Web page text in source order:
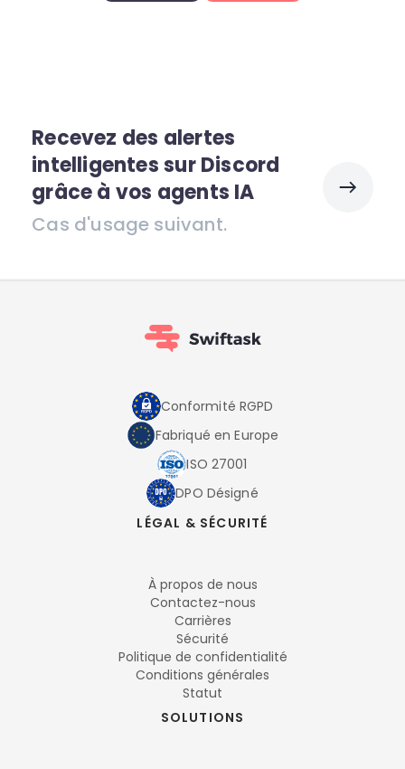
Recevez des alertes
intelligentes sur Discord
grâce à vos agents IA
Cas d'usage suivant.
Conformité RGPD
Fabriqué en Europe
ISO 27001
DPO Désigné
LÉGAL & SÉCURITÉ
À propos de nous
Contactez-nous
Carrières
Sécurité
Politique de confidentialité
Conditions générales
Statut
SOLUTIONS